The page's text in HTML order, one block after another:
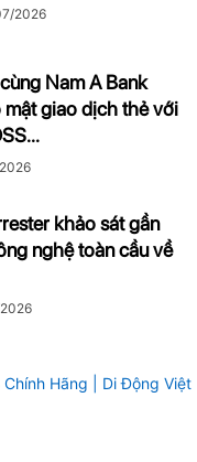
2026
Nam A Bank
mật giao dịch thẻ với
khảo sát gần
nghệ toàn cầu về